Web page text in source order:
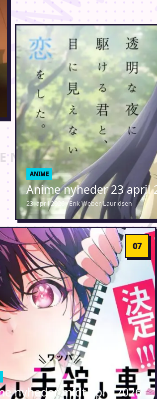
ANIME
Anime nyheder 23 april
23. april 2026 · Erik Weber-Lauridsen
nyheder midt april 2026